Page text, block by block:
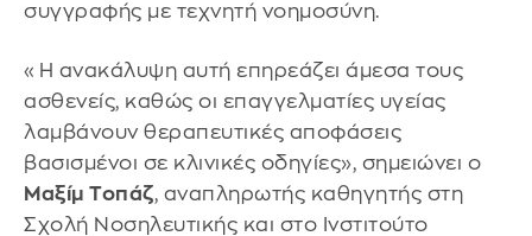
συγγραφής με τεχνητή νοημοσύνη.
«Η ανακάλυψη αυτή επηρεάζει άμεσα τους
ασθενείς, καθώς οι επαγγελματίες υγείας
λαμβάνουν θεραπευτικές αποφάσεις
βασισμένοι σε κλινικές οδηγίες», σημειώνει ο
Μαξίμ Τοπάζ, αναπληρωτής καθηγητής στη
Σχολή Νοσηλευτικής και στο Ινστιτούτο